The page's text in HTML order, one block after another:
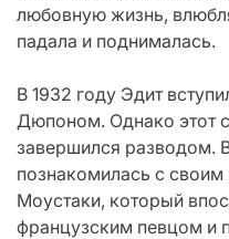
любовную жизнь,
падала и поднималась.
В 1932 году Эдит
Дюпоном. Однако этот
завершился разводом.
познакомилась с
Моустаки, который
французским певцом и